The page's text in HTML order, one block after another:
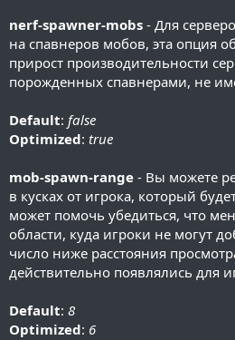
nerf-spawner-mobs - Для
на спавнеров мобов, эта опция
прирост производительности
порожденных спавнерами, не
Default: false
Optimized: true
mob-spawn-range - Вы можете
в кусках от игрока, который
может помочь убедиться, что
области, куда игроки не могут
число ниже расстояния
действительно появлялись для
Default: 8
Optimized: 6